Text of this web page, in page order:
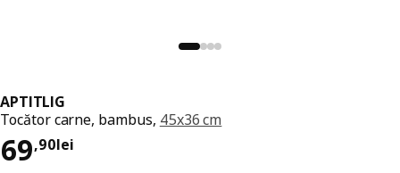
APTITLIG
Tocător carne, bambus, 45x36 cm
69,90lei
Preț 69,90lei